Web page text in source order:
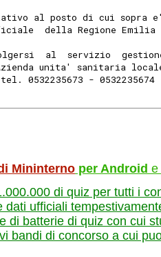
al posto di cui sopra e'
della Regione Emilia
al  servizio
unita' sanitaria
- 0532235674
Mininterno per Android e
di quiz per tutti i
dati ufficiali
di batterie di quiz con cui
bandi di concorso a cui